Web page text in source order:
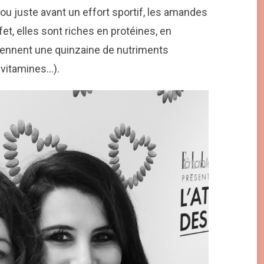
juste avant un effort sportif, les amandes
elles sont riches en protéines, en
une quinzaine de nutriments